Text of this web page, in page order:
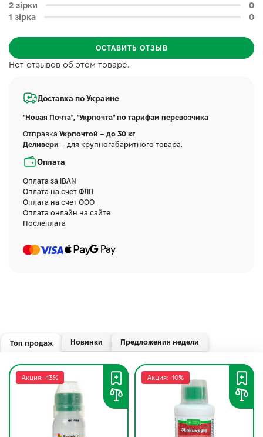
Нет отзывов об этом товаре.
2 зірки
0
1 зірка
0
ОСТАВИТЬ ОТЗЫВ
Доставка по Украине
"Новая Почта", "Укрпочта" по тарифам перевозчика
Отправка Укрпочтой – до 30 кг
Деливери – для крупногабаритного товара.
Оплата
Оплата за IBAN
Оплата на счет ФЛП
Оплата на счет ООО
Оплата онлайн на сайте
Послеплата
Топ продаж Новинки Предложения недели
Акция: -13% Акция: -10%